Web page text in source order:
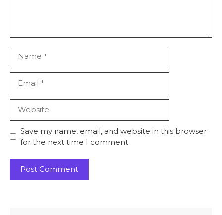
Save my name, email, and website in this browser
for the next time I comment.